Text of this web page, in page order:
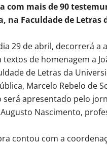
com mais de 90
na Faculdade de Letras
29 de abril, decorrerá a
textos de homenagem a
de Letras da
Marcelo Rebelo de
será apresentado pelo
Nascimento,
contou com a